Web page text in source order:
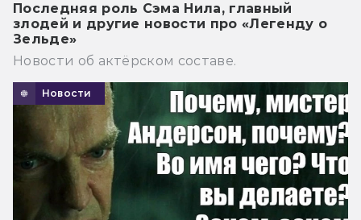
Последняя роль Сэма Нила, главный
злодей и другие новости про «Легенду о
Зельде»
Новости об актёрском составе.
Новости